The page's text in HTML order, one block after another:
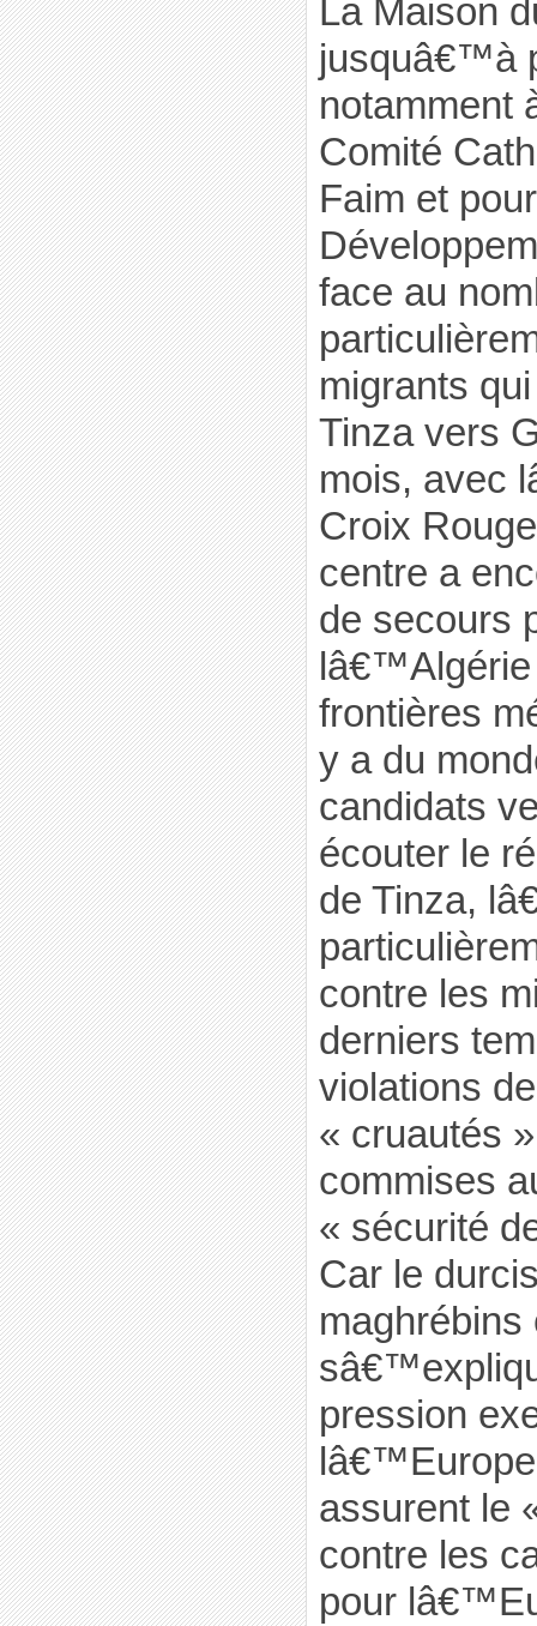
La Maison
jusquâ€™à
notamment
Comité
Faim et
face au
migrants
Tinza vers
mois, avec
Croix
centre a
de secours
lâ€™Algérie
frontières
y a du
candidats
écouter le
de Tinza,
contre les
derniers
violations
« cruautés
commises
« sécurité
Car le
maghrébins
pression
assurent le
contre les
pour